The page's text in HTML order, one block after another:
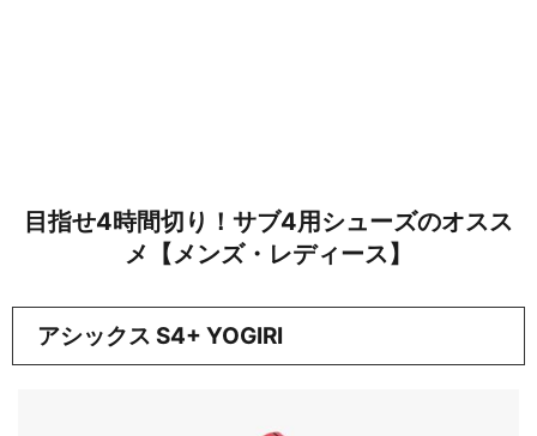
目指せ4時間切り！サブ4用シューズのオスス
メ【メンズ・レディース】
アシックス S4+ YOGIRI